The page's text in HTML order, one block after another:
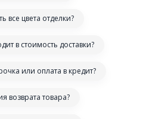
все цвета отделки?
в стоимость доставки?
или оплата в кредит?
возврата товара?